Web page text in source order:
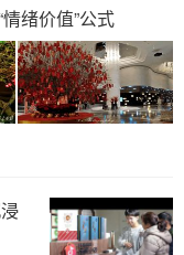
网 大数据
绪价值”公式